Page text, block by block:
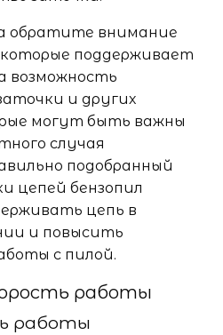
обратите внимание
поддерживает
возможность
и других
могут быть важны
случая
подобранный
цепей бензопил
цепь в
и повысить
с пилой.
работы
работы